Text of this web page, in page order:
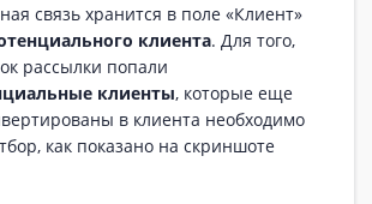
связь хранится в поле «Клиент»
клиента. Для того,
рассылки попали
клиенты, которые еще
в клиента необходимо
как показано на скриншоте